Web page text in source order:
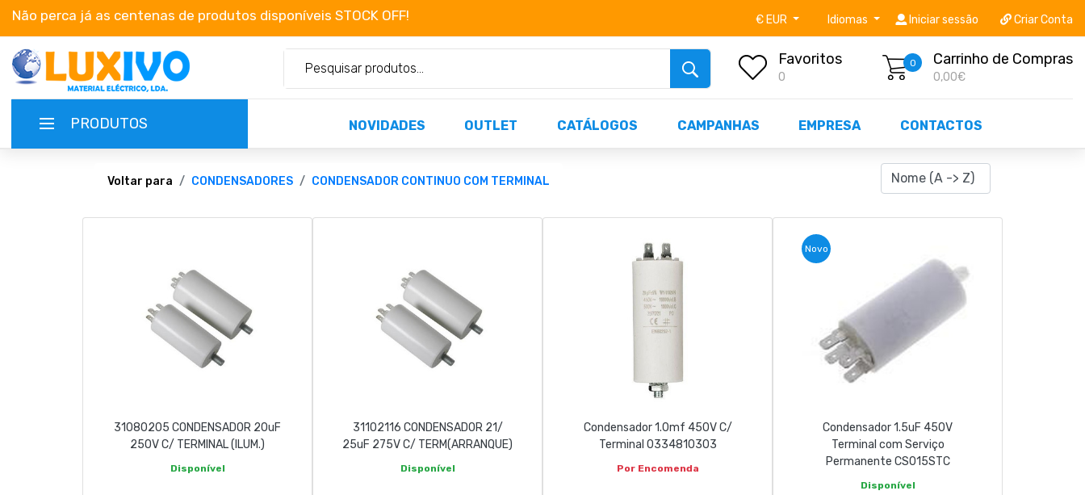
Não perca já as centenas de produtos disponíveis STOCK OFF! Não perca já as centenas de produtos disponíveis STOCK OFF! Não perca já as centenas de
€ EUR Idiomas Iniciar sessão Criar Conta
Favoritos
0
0 Carrinho de Compras
0,00€
PRODUTOS NOVIDADES OUTLET CATÁLOGOS CAMPANHAS EMPRESA CONTACTOS
TERMOS E CONDIÇÕES
geral@luxivo.pt
Voltar para CONDENSADORES CONDENSADOR CONTINUO COM TERMINAL
31080205 CONDENSADOR 20uF
250V C/ TERMINAL (ILUM.)
Disponível
31102116 CONDENSADOR 21/
25uF 275V C/ TERM(ARRANQUE)
Disponível
Condensador 1.0mf 450V C/
Terminal 0334810303
Por Encomenda
Novo
Condensador 1.5uF 450V
Terminal com Serviço
Permanente CS015STC
Disponível